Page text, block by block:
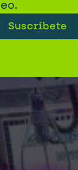
Suscríbete